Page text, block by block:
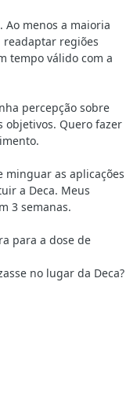
Ao menos a maioria
readaptar regiões
tempo válido com a
percepção sobre
objetivos. Quero fazer
minguar as aplicações
a Deca. Meus
3 semanas.
para a dose de
no lugar da Deca?